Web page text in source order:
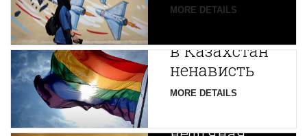
MORE DETAILS
Путин
в Казахстан
ненависть
MORE DETAILS
Центральной
Азии
зарождается